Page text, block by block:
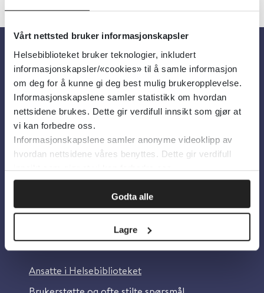
Vårt nettsted bruker informasjonskapsler
Helsebiblioteket bruker teknologier, inkludert
informasjonskapsler/«cookies» til å samle informasjon
om deg for å kunne gi deg best mulig brukeropplevelse.
Informasjonskapslene samler statistikk om hvordan
nettsidene brukes. Dette gir verdifull innsikt som gjør at
vi kan forbedre oss.
Informasjonskapslene samler anonyme videoklipp av
hvordan nettsidene våres benyttes. Dette gir verdifull
innsikt som gjør at vi kan forbedre oss.
Godta alle
Lagre
Om oss
Om Helsebiblioteket
Personvern og informasjonskapsler
Tilgjengelighetserklæring
Information in English
Ansatte i Helsebiblioteket